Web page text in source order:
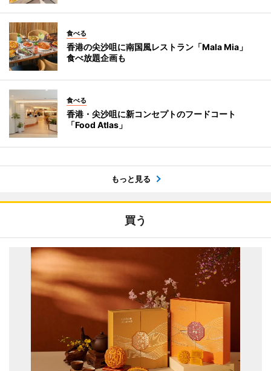
食べる
香港の尖沙咀に南国風レストラン「Mala Mia」
食べ放題企画も
食べる
香港・尖沙咀に新コンセプトのフードコート
「Food Atlas」
もっと見る
買う